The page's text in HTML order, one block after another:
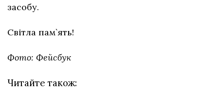
засобу.
Світла пам`ять!
Фото: Фейсбук
Читайте також: